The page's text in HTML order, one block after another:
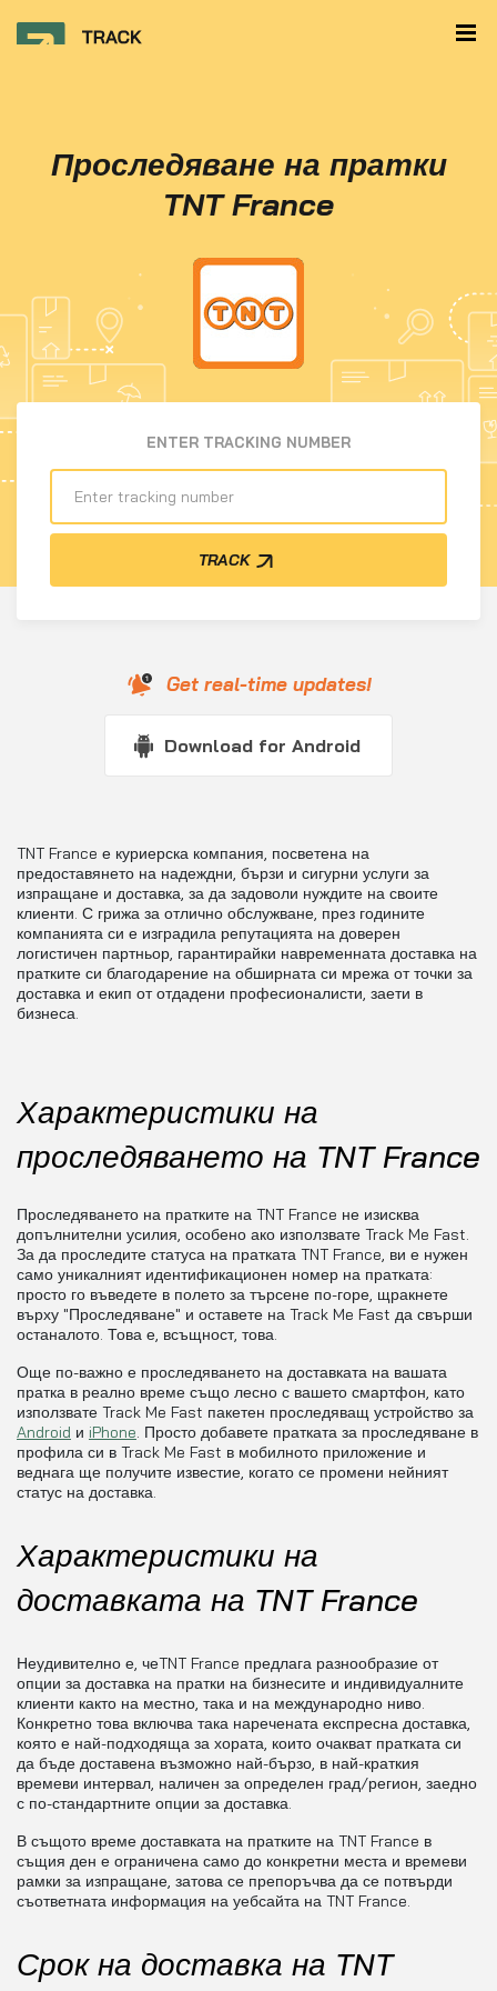
Проследяване на пратки
TNT France
ENTER TRACKING NUMBER
TRACK
Get real-time updates!
Download for Android
TNT France е куриерска компания, посветена на
предоставянето на надеждни, бързи и сигурни услуги за
изпращане и доставка, за да задоволи нуждите на своите
клиенти. С грижа за отлично обслужване, през годините
компанията си е изградила репутацията на доверен
логистичен партньор, гарантирайки навременната доставка на
пратките си благодарение на обширната си мрежа от точки за
доставка и екип от отдадени професионалисти, заети в
бизнеса.
Характеристики на
проследяването на TNT France
Проследяването на пратките на TNT France не изисква
допълнителни усилия, особено ако използвате Track Me Fast.
За да проследите статуса на пратката TNT France, ви е нужен
само уникалният идентификационен номер на пратката:
просто го въведете в полето за търсене по-горе, щракнете
върху "Проследяване" и оставете на Track Me Fast да свърши
останалото. Това е, всъщност, това.
Още по-важно е проследяването на доставката на вашата
пратка в реално време също лесно с вашето смартфон, като
използвате Track Me Fast пакетен проследяващ устройство за
Android и iPhone. Просто добавете пратката за проследяване в
профила си в Track Me Fast в мобилното приложение и
веднага ще получите известие, когато се промени нейният
статус на доставка.
Характеристики на
доставката на TNT France
Неудивително е, чеTNT France предлага разнообразие от
опции за доставка на пратки на бизнесите и индивидуалните
клиенти както на местно, така и на международно ниво.
Конкретно това включва така наречената експресна доставка,
която е най-подходяща за хората, които очакват пратката си
да бъде доставена възможно най-бързо, в най-краткия
времеви интервал, наличен за определен град/регион, заедно
с по-стандартните опции за доставка.
В същото време доставката на пратките на TNT France в
същия ден е ограничена само до конкретни места и времеви
рамки за изпращане, затова се препоръчва да се потвърди
съответната информация на уебсайта на TNT France.
Срок на доставка на TNT